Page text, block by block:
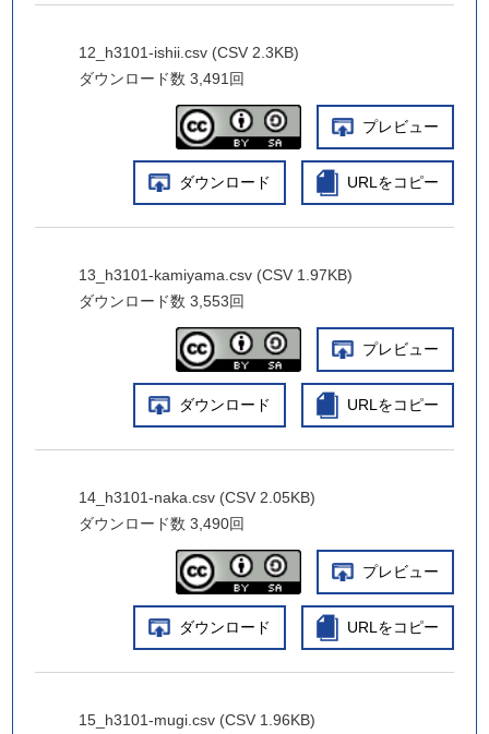
12_h3101-ishii.csv (CSV 2.3KB)
ダウンロード数 3,491回
プレビュー
ダウンロード URLをコピー
13_h3101-kamiyama.csv (CSV 1.97KB)
ダウンロード数 3,553回
プレビュー
ダウンロード URLをコピー
14_h3101-naka.csv (CSV 2.05KB)
ダウンロード数 3,490回
プレビュー
ダウンロード URLをコピー
15_h3101-mugi.csv (CSV 1.96KB)